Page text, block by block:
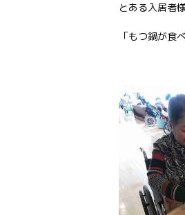
とある入居者
「もつ鍋が食